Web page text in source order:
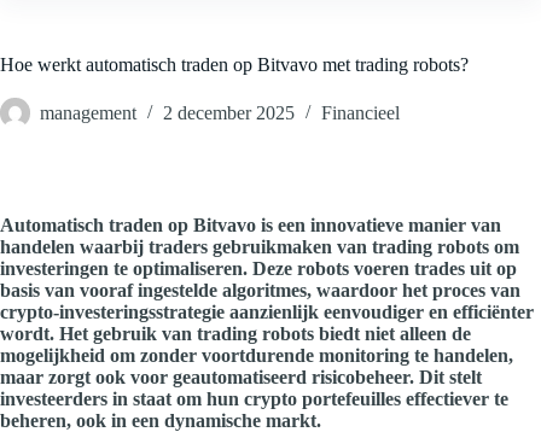
Hoe werkt automatisch traden op Bitvavo met trading robots?
management 2 december 2025 Financieel
Automatisch traden op Bitvavo is een innovatieve manier van
handelen waarbij traders gebruikmaken van trading robots om
investeringen te optimaliseren. Deze robots voeren trades uit op
basis van vooraf ingestelde algoritmes, waardoor het proces van
crypto-investeringsstrategie aanzienlijk eenvoudiger en efficiënter
wordt. Het gebruik van trading robots biedt niet alleen de
mogelijkheid om zonder voortdurende monitoring te handelen,
maar zorgt ook voor geautomatiseerd risicobeheer. Dit stelt
investeerders in staat om hun crypto portefeuilles effectiever te
beheren, ook in een dynamische markt.